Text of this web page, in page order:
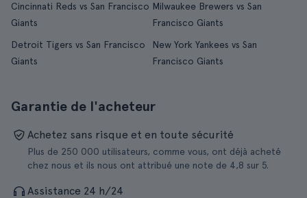
Cincinnati Reds vs San Francisco
Giants
Milwaukee Brewers vs San
Francisco Giants
Detroit Tigers vs San Francisco
Giants
New York Yankees vs San
Francisco Giants
Garantie de l'acheteur
Achetez sans risque et en toute sécurité
Plus de 250 000 utilisateurs, comme vous, ont déjà acheté
chez nous et ils nous ont attribué une note de 4,8 sur 5.
Assistance 24 h/24